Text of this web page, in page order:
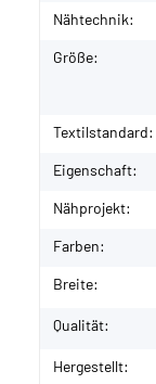
Nähtechnik:
Größe:
Textilstandard:
Eigenschaft:
Nähprojekt:
Farben:
Breite:
Qualität:
Hergestellt: